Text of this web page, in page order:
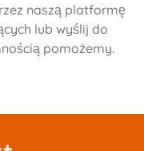
naszą platformę
lub wyślij do
pomożemy.